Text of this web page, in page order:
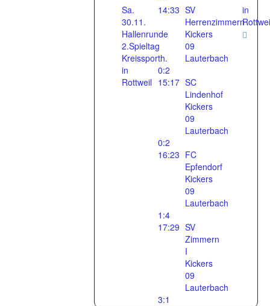
Sa.
30.11.
Hallenrunde
2.Spieltag
Kreissporth.
in
Rottweil
14:33 SV
Herrenzimmern
Kickers
09
Lauterbach
0:2
15:17 SC
Lindenhof
Kickers
09
Lauterbach
0:2
16:23 FC
Epfendorf
Kickers
09
Lauterbach
1:4
17:29 SV
Zimmern
I
Kickers
09
Lauterbach
3:1
in